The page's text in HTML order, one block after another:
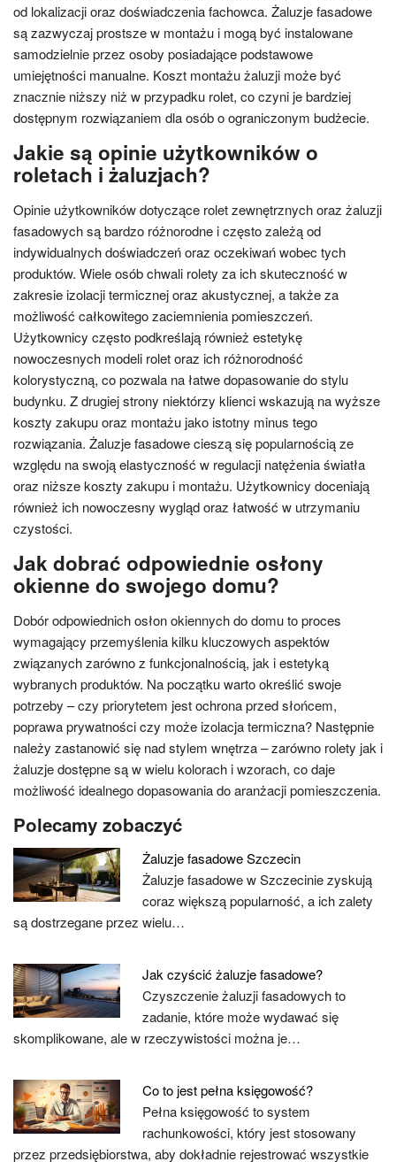
od lokalizacji oraz doświadczenia fachowca. Żaluzje fasadowe
są zazwyczaj prostsze w montażu i mogą być instalowane
samodzielnie przez osoby posiadające podstawowe
umiejętności manualne. Koszt montażu żaluzji może być
znacznie niższy niż w przypadku rolet, co czyni je bardziej
dostępnym rozwiązaniem dla osób o ograniczonym budżecie.
Jakie są opinie użytkowników o
roletach i żaluzjach?
Opinie użytkowników dotyczące rolet zewnętrznych oraz żaluzji
fasadowych są bardzo różnorodne i często zależą od
indywidualnych doświadczeń oraz oczekiwań wobec tych
produktów. Wiele osób chwali rolety za ich skuteczność w
zakresie izolacji termicznej oraz akustycznej, a także za
możliwość całkowitego zaciemnienia pomieszczeń.
Użytkownicy często podkreślają również estetykę
nowoczesnych modeli rolet oraz ich różnorodność
kolorystyczną, co pozwala na łatwe dopasowanie do stylu
budynku. Z drugiej strony niektórzy klienci wskazują na wyższe
koszty zakupu oraz montażu jako istotny minus tego
rozwiązania. Żaluzje fasadowe cieszą się popularnością ze
względu na swoją elastyczność w regulacji natężenia światła
oraz niższe koszty zakupu i montażu. Użytkownicy doceniają
również ich nowoczesny wygląd oraz łatwość w utrzymaniu
czystości.
Jak dobrać odpowiednie osłony
okienne do swojego domu?
Dobór odpowiednich osłon okiennych do domu to proces
wymagający przemyślenia kilku kluczowych aspektów
związanych zarówno z funkcjonalnością, jak i estetyką
wybranych produktów. Na początku warto określić swoje
potrzeby – czy priorytetem jest ochrona przed słońcem,
poprawa prywatności czy może izolacja termiczna? Następnie
należy zastanowić się nad stylem wnętrza – zarówno rolety jak i
żaluzje dostępne są w wielu kolorach i wzorach, co daje
możliwość idealnego dopasowania do aranżacji pomieszczenia.
Polecamy zobaczyć
Żaluzje fasadowe Szczecin
Żaluzje fasadowe w Szczecinie zyskują
coraz większą popularność, a ich zalety
są dostrzegane przez wielu…
Jak czyścić żaluzje fasadowe?
Czyszczenie żaluzji fasadowych to
zadanie, które może wydawać się
skomplikowane, ale w rzeczywistości można je…
Co to jest pełna księgowość?
Pełna księgowość to system
rachunkowości, który jest stosowany
przez przedsiębiorstwa, aby dokładnie rejestrować wszystkie